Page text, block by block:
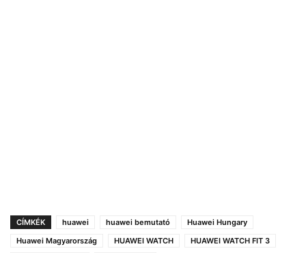
CÍMKÉK huawei huawei bemutató
Huawei Hungary
Huawei Magyarország
HUAWEI WATCH
HUAWEI WATCH FIT 3